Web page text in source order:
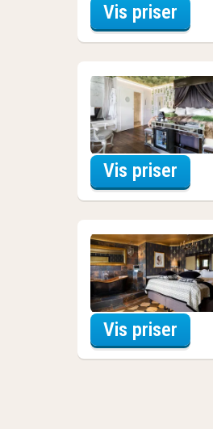
Vis priser
Vis priser
Vis priser